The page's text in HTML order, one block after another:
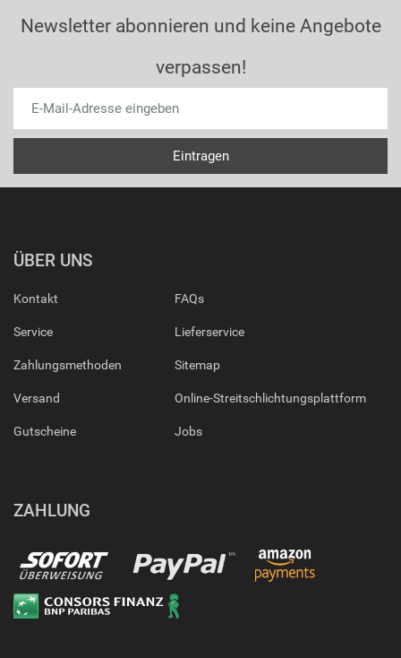
Newsletter abonnieren und keine Angebote
verpassen!
ÜBER UNS
Kontakt
Service
Zahlungsmethoden
Versand
Gutscheine
FAQs
Lieferservice
Sitemap
Online-Streitschlichtungsplattform
Jobs
ZAHLUNG